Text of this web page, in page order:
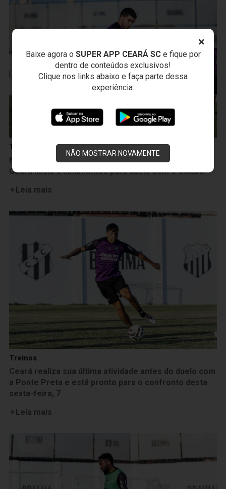
×
Baixe agora o SUPER APP CEARÁ SCe fique por
dentro de conteúdos exclusivos!
Clique nos links abaixo e faça parte dessa
experiência:
NÃO MOSTRAR NOVAMENTE
Treinos
Na manhã seguinte à vitória sobre a Ponte Preta,
Ceará inicia treinamentos para duelo com o Cuiabá
Leia mais
Treinos
Ceará realiza sua última atividade antes do duelo com
a Ponte Preta e está pronto para o confronto desta
sexta-feira, 7
Leia mais